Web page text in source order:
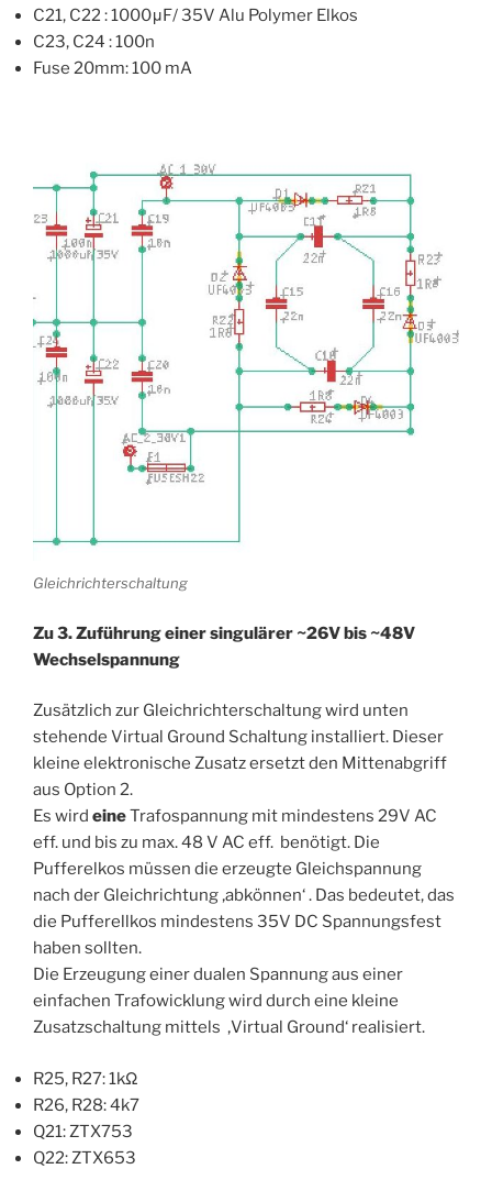
C21, C22 : 1000μF/ 35V Alu Polymer Elkos
C23, C24 : 100n
Fuse 20mm: 100 mA
Gleichrichterschaltung
Zu 3. Zuführung einer singulärer ~26V bis ~48V
Wechselspannung
Zusätzlich zur Gleichrichterschaltung wird unten
stehende Virtual Ground Schaltung installiert. Dieser
kleine elektronische Zusatz ersetzt den Mittenabgriff
aus Option 2.
Es wird eineTrafospannung mit mindestens 29V AC
eff. und bis zu max. 48 V AC eff. benötigt. Die
Pufferelkos müssen die erzeugte Gleichspannung
nach der Gleichrichtung ‚abkönnen‘ . Das bedeutet, das
die Pufferellkos mindestens 35V DC Spannungsfest
haben sollten.
Die Erzeugung einer dualen Spannung aus einer
einfachen Trafowicklung wird durch eine kleine
Zusatzschaltung mittels ‚Virtual Ground‘ realisiert.
R25, R27: 1kΩ
R26, R28: 4k7
Q21: ZTX753
Q22: ZTX653